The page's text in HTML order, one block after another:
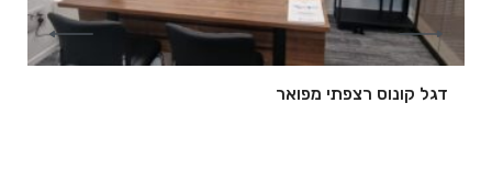
דגל קונוס רצפתי מפואר